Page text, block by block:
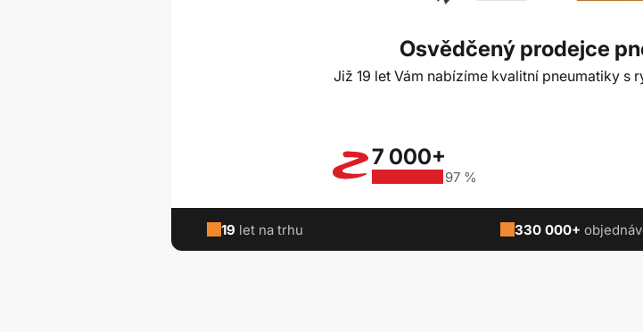
Osvědčený prodejce
Již 19 let Vám nabízíme kvalitní pneumatiky s
7 000+
97 %
19 let na trhu 330 000+